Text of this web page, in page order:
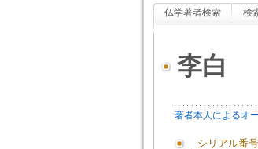
仏学著者検索 検
李白
著者本人によるオ
シリアル番号